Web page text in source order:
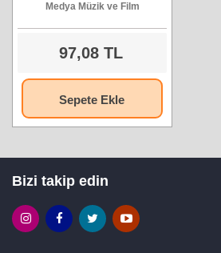
Medya Müzik ve Film
97,08 TL
Sepete Ekle
Bizi takip edin